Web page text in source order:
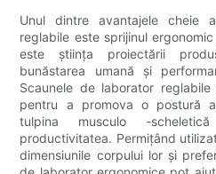
Unul dintre avantajele cheie
reglabile este sprijinul
este știința proiectării
bunăstarea umană și
Scaunele de laborator
pentru a promova o postură
tulpina musculo -
productivitatea. Permițând
dimensiunile corpului lor și